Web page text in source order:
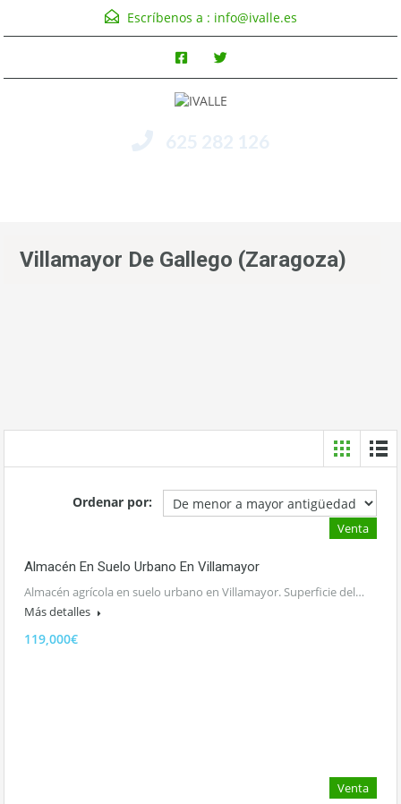
Escríbenos a : info@ivalle.es
625 282 126
Villamayor De Gallego (Zaragoza)
Ordenar por:
Venta
Almacén En Suelo Urbano En Villamayor
Almacén agrícola en suelo urbano en Villamayor. Superficie del…
Más detalles
119,000€
Venta